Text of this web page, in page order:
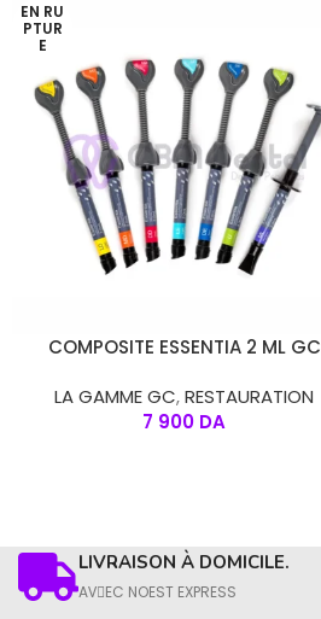
EN RU
PTUR
E
CHOIX DES OPTIONS
COMPOSITE ESSENTIA 2 ML GC
LA GAMME GC,RESTAURATION
7 900 DA
LIVRAISON À DOMICILE.
AVِEC NOEST EXPRESS